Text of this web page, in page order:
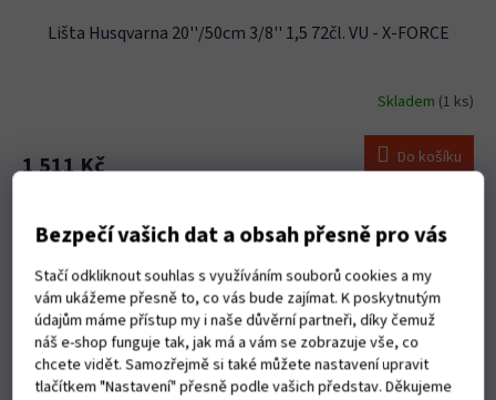
Bezpečí vašich dat a obsah přesně pro vás
Stačí odkliknout souhlas s využíváním souborů cookies a my
vám ukážeme přesně to, co vás bude zajímat. K poskytnutým
údajům máme přístup my i naše důvěrní partneři, díky čemuž
náš e-shop funguje tak, jak má a vám se zobrazuje vše, co
chcete vidět. Samozřejmě si také můžete nastavení upravit
tlačítkem "Nastavení" přesně podle vašich představ. Děkujeme
Lišta Husqvarna 20''/50cm 3/8'' 1,5 72čl. VU - X-FORCE
Skladem (1 ks)
1 511 Kč Do košíku
jednoduší údržba díky odstranění mazacího otvoru Větší a silnější
roll top s více ložisky a nýty
Bestseller Kód:S10567